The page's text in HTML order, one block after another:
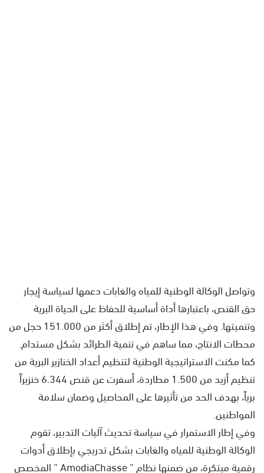
وتواصل الوكالة الوطنية للمياه والغابات دعمها لسياسة إيجار
حق القنص، باعتبارها أداة أساسية للحفاظ على الحياة البرية
وتنميتها. وفي هذا الإطار، تم إطلاق أكثر من 151.000 حجل من
محطات الانتاج، مما ساهم في تنمية الطرائد بشكل مستدام.
كما مكنت الاستراتيجية الوطنية لتنظيم أعداد الخنازير البرية من
تنظيم أزيد من 1.500 مطاردة، أسفرت عن قنص 6.344 خنزيراً
برياً، بهدف الحد من تأثيرها على المحاصيل وضمان سلامة
المواطنين.
وفي إطار الاستمرار في سياسة تحديث آليات التدبير، تقوم
الوكالة الوطنية للمياه والغابات بشكل تدريجي بإطلاق أدوات
رقمية مبتكرة، من ضمنها نظام ” AmodiaChasse ” المخصص